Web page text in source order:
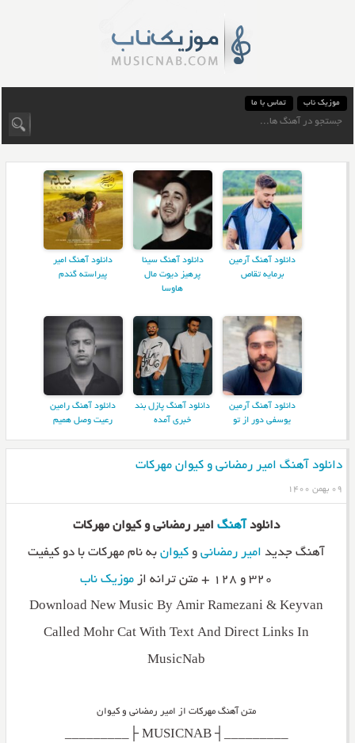
موزیک ناب تماس با ما
دانلود آهنگ آرمین
برمایه تقاص
دانلود آهنگ سینا
پرهیز دیوت مال
هاوسا
دانلود آهنگ امیر
پیراسته گندم
دانلود آهنگ آرمین
یوسفی دور از تو
دانلود آهنگ پازل بند
خبری آمده
دانلود آهنگ رامین
رعیت وصل همیم
دانلود آهنگ امیر رمضانی و کیوان مهرکات
۰۹ بهمن ۱۴۰۰
دانلود آهنگامیر رمضانی و کیوان مهرکات
آهنگ جدید امیر رمضانیو کیوانبه نام مهرکات با دو کیفیت
۳۲۰ و ۱۲۸ + متن ترانه از
موزیک ناب
Download New Music By Amir Ramezani & Keyvan
Called Mohr Cat With Text And Direct Links In
MusicNab
متن آهنگ مهرکات از امیر رمضانی و کیوان
_________┤ MUSICNAB ├_________